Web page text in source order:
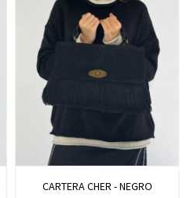
CARTERA CHER - NEGRO